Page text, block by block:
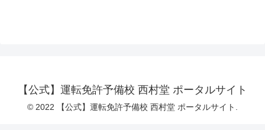
【公式】運転免許予備校 西村堂 ポータルサイト
© 2022 【公式】運転免許予備校 西村堂 ポータルサイト.